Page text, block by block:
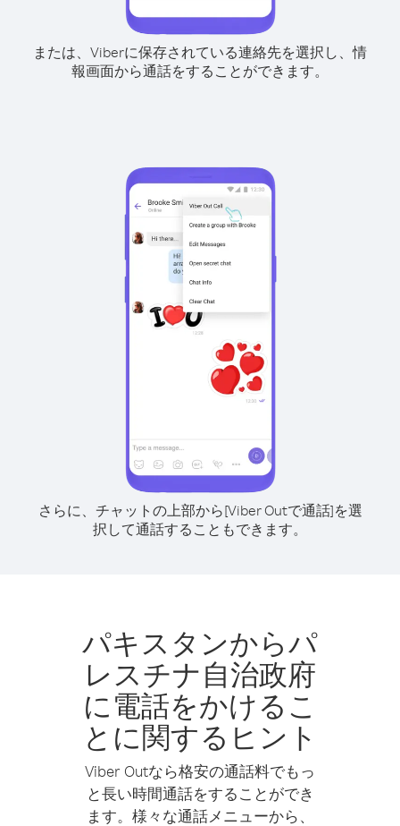
または、Viberに保存されている連絡先を選択し、情
報画面から通話をすることができます。
さらに、チャットの上部から[Viber Outで通話]を選
択して通話することもできます。
パキスタンからパ
レスチナ自治政府
に電話をかけるこ
とに関するヒント
Viber Outなら格安の通話料でもっ
と長い時間通話をすることができ
ます。様々な通話メニューから、